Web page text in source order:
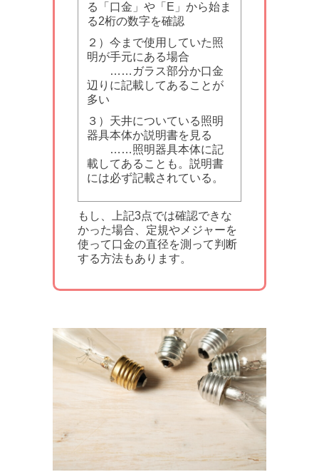
る「口金」や「E」から始ま
る2桁の数字を確認
２）今まで使用していた照
明が手元にある場合
……ガラス部分か口金
辺りに記載してあることが
多い
３）天井についている照明
器具本体か説明書を見る
……照明器具本体に記
載してあることも。説明書
には必ず記載されている。
もし、上記3点では確認できな
かった場合、定規やメジャーを
使って口金の直径を測って判断
する方法もあります。